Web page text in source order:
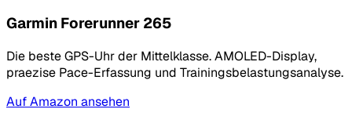
Garmin Forerunner 265
Die beste GPS-Uhr der Mittelklasse. AMOLED-Display,
praezise Pace-Erfassung und Trainingsbelastungsanalyse.
Auf Amazon ansehen